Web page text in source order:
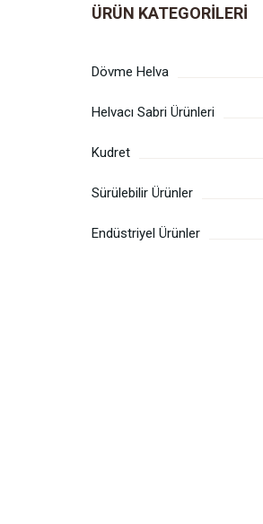
ÜRÜN KATEGORILERI
Dövme Helva
Helvacı Sabri Ürünleri
Kudret
Sürülebilir Ürünler
Endüstriyel Ürünler